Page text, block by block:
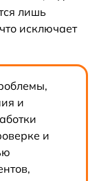
лишь
исключает
и
и